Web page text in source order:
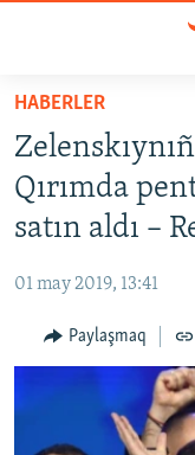
Esas
qaytmaq
Baş
navigatsiyağa
qaytmaq
Qıdıruvğa
qaytmaq
HABERLER
İQTİSADİYAT
MEDENİYET
İNSAN AQLARI
HABERLER
Qırımda
satın aldı –
01 may 2019, 13:41
Paylaşmaq